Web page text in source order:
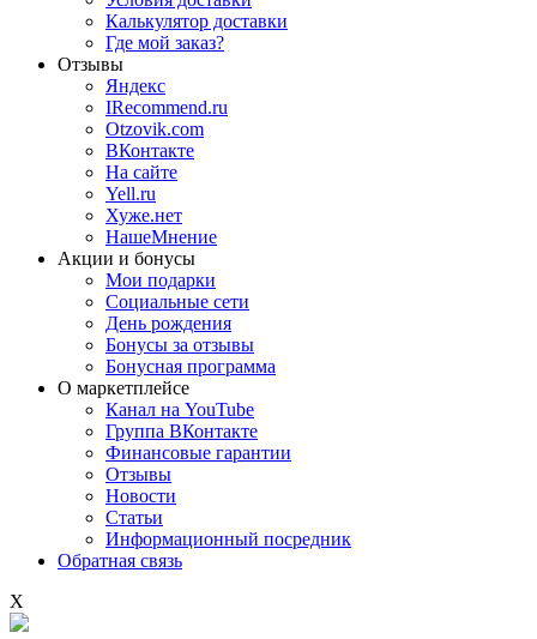
Калькулятор доставки
Где мой заказ?
Отзывы
Яндекс
IRecommend.ru
Otzovik.com
ВКонтакте
На сайте
Yell.ru
Хуже.нет
НашеМнение
Акции и бонусы
Мои подарки
Социальные сети
День рождения
Бонусы за отзывы
Бонусная программа
О маркетплейсе
Канал на YouTube
Группа ВКонтакте
Финансовые гарантии
Отзывы
Новости
Статьи
Информационный посредник
Обратная связь
X